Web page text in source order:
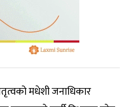
मधेशी जनाधिकार